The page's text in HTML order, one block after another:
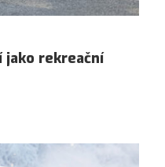
jako rekreační